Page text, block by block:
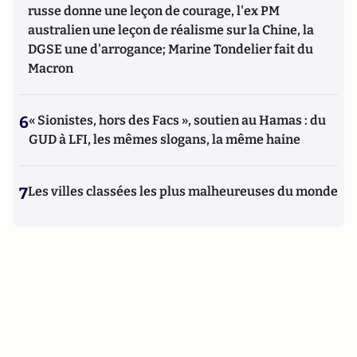
russe donne une leçon de courage, l'ex PM
australien une leçon de réalisme sur la Chine, la
DGSE une d'arrogance; Marine Tondelier fait du
Macron
6« Sionistes, hors des Facs », soutien au Hamas : du
GUD à LFI, les mêmes slogans, la même haine
7Les villes classées les plus malheureuses du monde